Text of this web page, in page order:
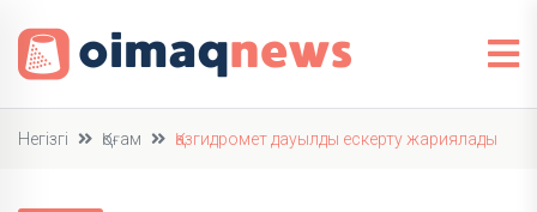
Негізгі Қоғам Қазгидромет дауылды ескерту жариялады